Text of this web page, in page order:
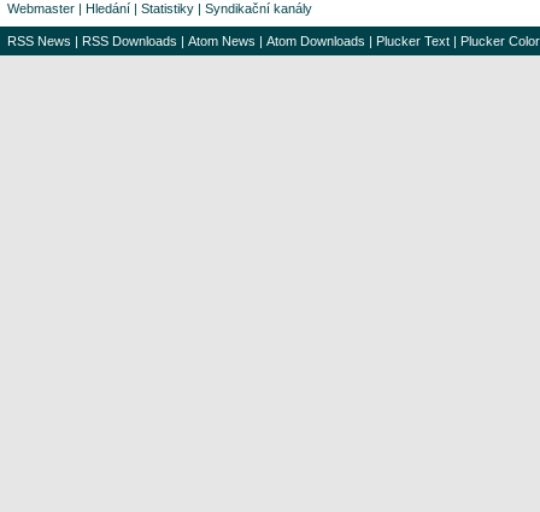
Webmaster | Hledání | Statistiky | Syndikační kanály
RSS News | RSS Downloads | Atom News | Atom Downloads | Plucker Text | Plucker Color